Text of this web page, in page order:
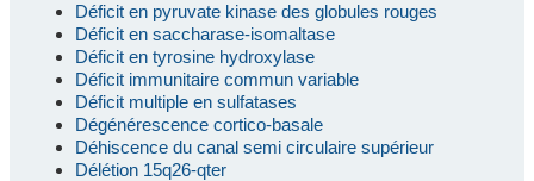
Déficit en pyruvate kinase des globules rouges
Déficit en saccharase-isomaltase
Déficit en tyrosine hydroxylase
Déficit immunitaire commun variable
Déficit multiple en sulfatases
Dégénérescence cortico-basale
Déhiscence du canal semi circulaire supérieur
Délétion 15q26-qter